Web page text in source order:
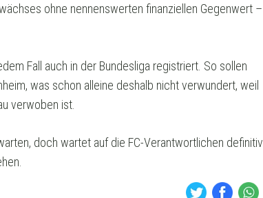
ohne nennenswerten finanziellen Gegenwert –
Fall auch in der Bundesliga registriert. So sollen
was schon alleine deshalb nicht verwundert, weil
verwoben ist.
doch wartet auf die FC-Verantwortlichen definitiv